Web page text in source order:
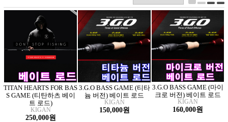
TITAN HEARTS FOR BAS
S GAME (티탄하츠 베이
트 로드)
KIGAN
250,000원
3.G.O BASS GAME (티타
늄 버전) 베이트 로드
KIGAN
150,000원
3.G.O BASS GAME (마이
크로 버전) 베이트 로드
KIGAN
160,000원